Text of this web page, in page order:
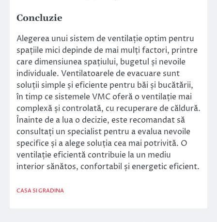
Concluzie
Alegerea unui sistem de ventilație optim pentru
spațiile mici depinde de mai mulți factori, printre
care dimensiunea spațiului, bugetul și nevoile
individuale. Ventilatoarele de evacuare sunt
soluții simple și eficiente pentru băi și bucătării,
în timp ce sistemele VMC oferă o ventilație mai
complexă și controlată, cu recuperare de căldură.
Înainte de a lua o decizie, este recomandat să
consultați un specialist pentru a evalua nevoile
specifice și a alege soluția cea mai potrivită. O
ventilație eficientă contribuie la un mediu
interior sănătos, confortabil și energetic eficient.
CASA SI GRADINA